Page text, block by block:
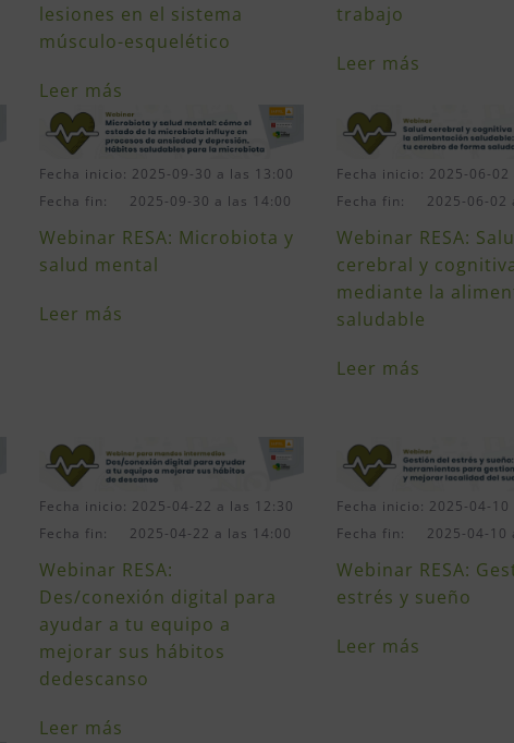
lesiones en el sistema
músculo-esquelético
Leer más
trabajo
Leer más
Fecha inicio: 2025-09-30 a las 13:00
Fecha fin: 2025-09-30 a las 14:00
Webinar RESA: Microbiota y
salud mental
Leer más
Fecha inicio: 2025-06-02
Fecha fin: 2025-06-02
Webinar RESA:
cerebral y
mediante la
saludable
Leer más
Fecha inicio: 2025-04-22 a las 12:30
Fecha fin: 2025-04-22 a las 14:00
Webinar RESA:
Des/conexión digital para
ayudar a tu equipo a
mejorar sus hábitos
dedescanso
Leer más
Fecha inicio: 2025-04-10
Fecha fin: 2025-04-10
Webinar RESA:
estrés y sueño
Leer más